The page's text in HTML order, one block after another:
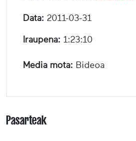
Data: 2011-03-31
Iraupena: 1:23:10
Media mota: Bideoa
Pasarteak